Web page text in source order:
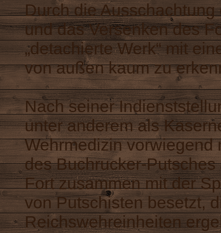
Durch die
und das Versenken des
„detachierte Werk“ mit
von außen kaum zu
Nach seiner
unter anderem als
Wehrmedizin vorwiegend
des Buchrucker-
Fort zusammen mit der
von Putschisten besetzt,
Reichswehreinheiten